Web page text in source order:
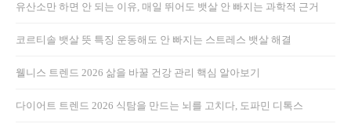
유산소만 하면 안 되는 이유, 매일 뛰어도 뱃살 안 빠지는 과학적 근거
코르티솔 뱃살 뜻 특징 운동해도 안 빠지는 스트레스 뱃살 해결
웰니스 트렌드 2026 삶을 바꿀 건강 관리 핵심 알아보기
다이어트 트렌드 2026 식탐을 만드는 뇌를 고치다, 도파민 디톡스